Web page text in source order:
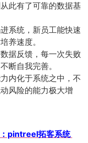
此有了可靠的数据基
系统，新员工能快速
养速度。
据反馈，每一次失败
断自我完善。
内化于系统之中，不
风险的能力极大增
pintreel拓客系统